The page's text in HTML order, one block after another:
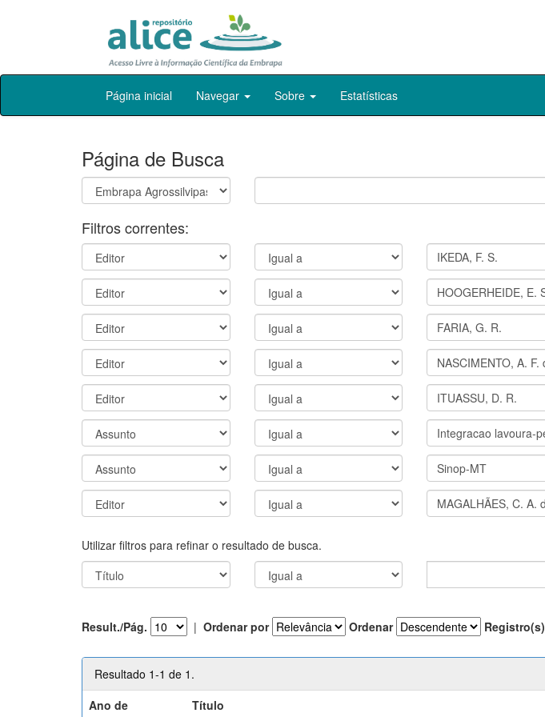
Skip
Página inicial Navegar Sobre Estatísticas
Página de Busca
Filtros correntes:
Utilizar filtros para refinar o resultado de busca.
Result./Pág. | Ordenar por Ordenar Registro(s)
Resultado 1-1 de 1.
Ano de
Título